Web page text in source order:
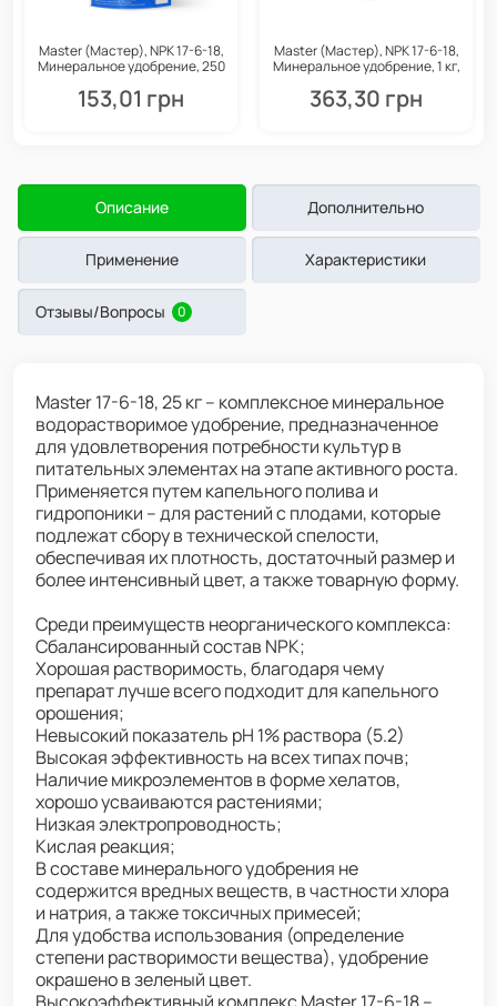
Master (Мастер), NPK 17-6-18,
Минеральное удобрение, 250
153,01 грн
Master (Мастер), NPK 17-6-18,
Минеральное удобрение, 1 кг,
363,30 грн
Описание Дополнительно
Применение Характеристики
Отзывы/Вопросы 0
Master 17-6-18, 25 кг – комплексное минеральное
водорастворимое удобрение, предназначенное
для удовлетворения потребности культур в
питательных элементах на этапе активного роста.
Применяется путем капельного полива и
гидропоники – для растений с плодами, которые
подлежат сбору в технической спелости,
обеспечивая их плотность, достаточный размер и
более интенсивный цвет, а также товарную форму.
Среди преимуществ неорганического комплекса:
Сбалансированный состав NPK;
Хорошая растворимость, благодаря чему
препарат лучше всего подходит для капельного
орошения;
Невысокий показатель pH 1% раствора (5.2)
Высокая эффективность на всех типах почв;
Наличие микроэлементов в форме хелатов,
хорошо усваиваются растениями;
Низкая электропроводность;
Кислая реакция;
В составе минерального удобрения не
содержится вредных веществ, в частности хлора
и натрия, а также токсичных примесей;
Для удобства использования (определение
степени растворимости вещества), удобрение
окрашено в зеленый цвет.